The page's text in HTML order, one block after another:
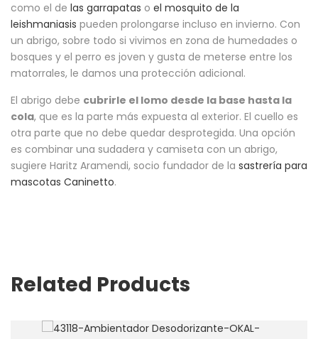
como el de las garrapatas o el mosquito de la
leishmaniasis pueden prolongarse incluso en invierno. Con
un abrigo, sobre todo si vivimos en zona de humedades o
bosques y el perro es joven y gusta de meterse entre los
matorrales, le damos una protección adicional.
El abrigo debe cubrirle el lomo desde la base hasta la
cola, que es la parte más expuesta al exterior. El cuello es
otra parte que no debe quedar desprotegida. Una opción
es combinar una sudadera y camiseta con un abrigo,
sugiere Haritz Aramendi, socio fundador de la sastrería para
mascotas Caninetto.
Related Products